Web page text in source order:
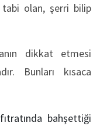
tabi olan, şerri bilip
dikkat etmesi
Bunları kısaca
bahşettiği